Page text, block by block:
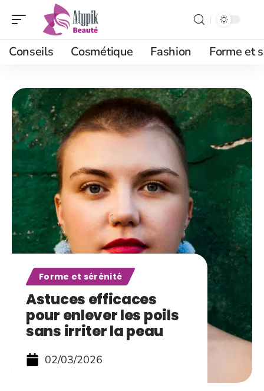
Conseils Cosmétique Fashion Forme et
Forme et sérénité
Astuces efficaces
pour enlever les poils
sans irriter la peau
02/03/2026